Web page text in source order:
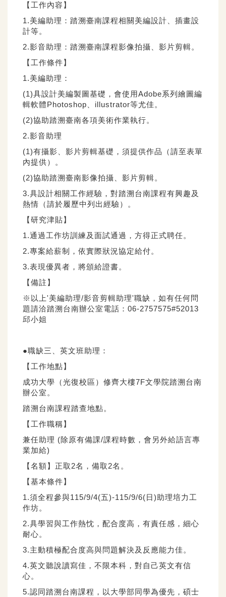
【工作內容】
1.美編助理：踏溯臺南課程相關美編設計、插畫設
計等。
2.影音助理：踏溯臺南課程影像拍攝、影片剪輯。
【工作條件】
1.美編助理：
(1)具設計美編製圖基礎，會使用Adobe系列繪圖編
輯軟體Photoshop、illustrator等尤佳。
(2)協助踏溯臺南各項美術作業執行。
2.影音助理
(1)有攝影、影片剪輯基礎，須提供作品（請至表單
內提供）。
(2)協助踏溯臺南影像拍攝、影片剪輯。
3.具設計相關工作經驗，對踏溯台南課程有興趣及
熱情（請於履歷中列出經驗）。
【研究津貼】
1.通過工作坊訓練及面試通過，方得正式聘任。
2.專案給薪制，依實際狀況協定給付。
3.表現優異者，將頒給證書。
【備註】
※以上'美編助理/影音剪輯助理'職缺，如有任何問
題請洽踏溯台南辦公室電話：06-2757575#52013
邱小姐
●職缺三、英文班助理：
【工作地點】
成功大學（光復校區）修齊大樓7F文學院踏溯台南
辦公室。
踏溯台南課程踏查地點。
【工作職稱】
兼任助理 (除原有備課/課程時數，會另外給語言專
業加給)
【名額】正取2名，備取2名。
【基本條件】
1.須全程參與115/9/4(五)-115/9/6(日)助理培力工
作坊。
2.具學習與工作熱忱，配合度高，有責任感，細心
耐心。
3.主動積極配合度高與問題解決及反應能力佳。
4.英文聽說讀寫佳，不限本科，對自己英文有信
心。
5.認同踏溯台南課程，以大學部同學為優先，碩士